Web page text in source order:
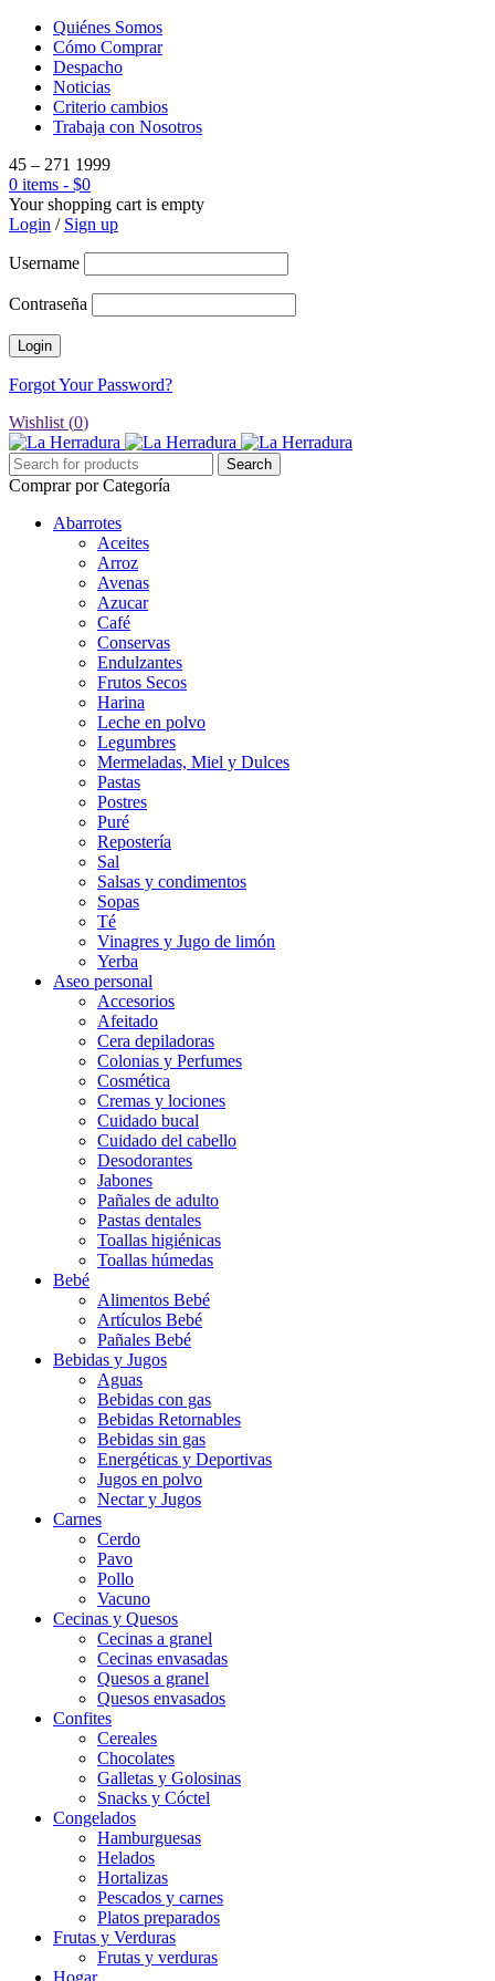
Quiénes Somos
Cómo Comprar
Despacho
Noticias
Criterio cambios
Trabaja con Nosotros
45 – 271 1999
0 items - $0
Your shopping cart is empty
Login / Sign up
Username
Contraseña
Forgot Your Password?
Wishlist (0)
Comprar por Categoría
Abarrotes
Aceites
Arroz
Avenas
Azucar
Café
Conservas
Endulzantes
Frutos Secos
Harina
Leche en polvo
Legumbres
Mermeladas, Miel y Dulces
Pastas
Postres
Puré
Repostería
Sal
Salsas y condimentos
Sopas
Té
Vinagres y Jugo de limón
Yerba
Aseo personal
Accesorios
Afeitado
Cera depiladoras
Colonias y Perfumes
Cosmética
Cremas y lociones
Cuidado bucal
Cuidado del cabello
Desodorantes
Jabones
Pañales de adulto
Pastas dentales
Toallas higiénicas
Toallas húmedas
Bebé
Alimentos Bebé
Artículos Bebé
Pañales Bebé
Bebidas y Jugos
Aguas
Bebidas con gas
Bebidas Retornables
Bebidas sin gas
Energéticas y Deportivas
Jugos en polvo
Nectar y Jugos
Carnes
Cerdo
Pavo
Pollo
Vacuno
Cecinas y Quesos
Cecinas a granel
Cecinas envasadas
Quesos a granel
Quesos envasados
Confites
Cereales
Chocolates
Galletas y Golosinas
Snacks y Cóctel
Congelados
Hamburguesas
Helados
Hortalizas
Pescados y carnes
Platos preparados
Frutas y Verduras
Frutas y verduras
Hogar